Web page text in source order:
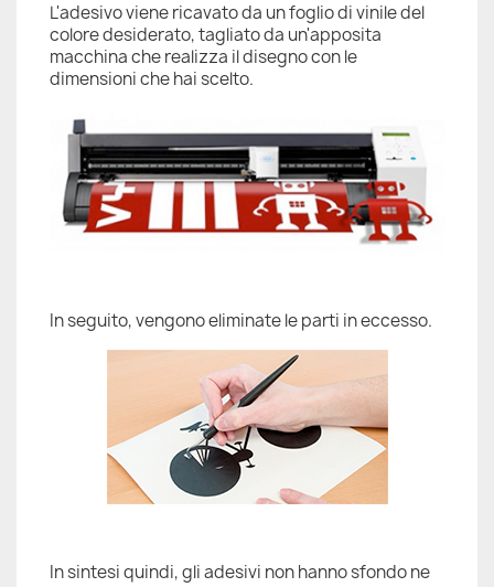
L'adesivo viene ricavato da un foglio di vinile del
colore desiderato, tagliato da un'apposita
macchina che realizza il disegno con le
dimensioni che hai scelto.
In seguito, vengono eliminate le parti in eccesso.
In sintesi quindi, gli adesivi non hanno sfondo ne